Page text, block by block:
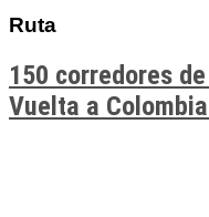
Ruta
150 corredores
Vuelta a